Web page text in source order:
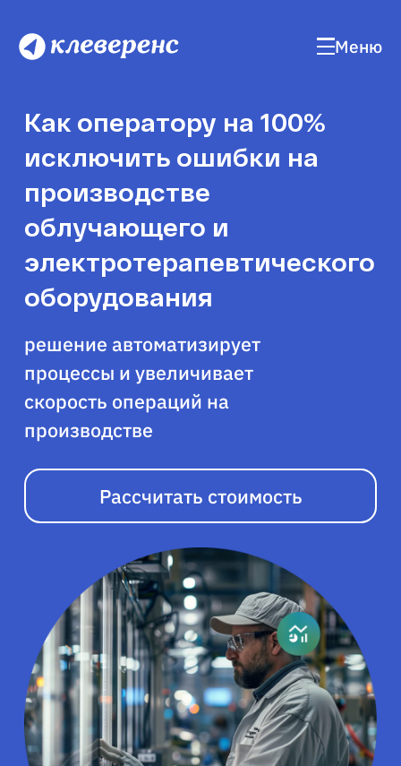
Меню
Как оператору на 100%
исключить ошибки на
производстве
облучающего и
электротерапевтического
оборудования
решение автоматизирует
процессы и увеличивает
скорость операций на
производстве
Рассчитать стоимость